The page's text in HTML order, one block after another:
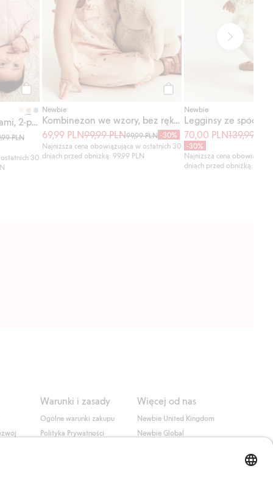
Kup
Piżama z długimi rękawami, 2-pak
PLN
30
Newbie
Kombinezon we wzory, bez rękawów
69,99 PLN99,99 PLN99,99 PLN -30%
Najniższa cena obowiązująca w ostatnich 30
dniach przed obniżką: 99,99 PLN
Newbie
Legginsy ze
70,00 PLN139,99
-30%
Najniższa cena
dniach przed obniżką:
Warunki i zasady
Ogólne warunki zakupu
Polityka Prywatności
Więcej od nas
Newbie United Kingdom
Newbie Global